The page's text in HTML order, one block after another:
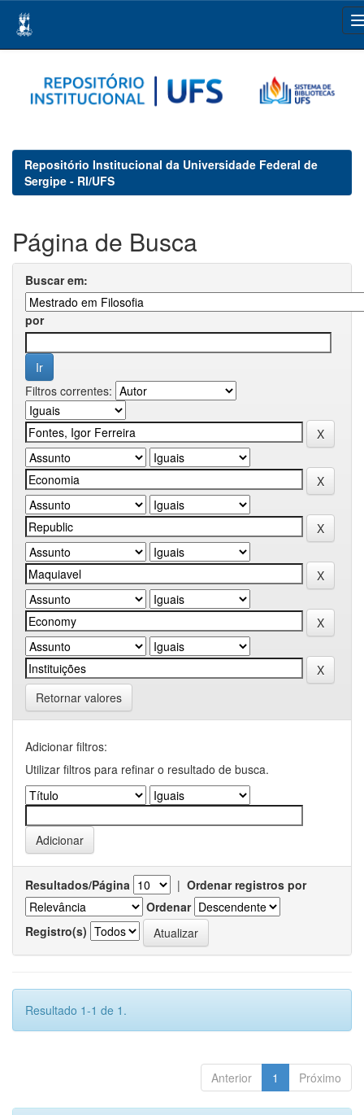
navigation
Repositório Institucional da Universidade Federal de
Sergipe - RI/UFS
Página de Busca
Buscar em:
por
Filtros correntes:
Retornar valores
Adicionar filtros:
Utilizar filtros para refinar o resultado de busca.
Resultados/Página | Ordenar registros por
Ordenar
Registro(s)
Resultado 1-1 de 1.
Anterior 1 Próximo